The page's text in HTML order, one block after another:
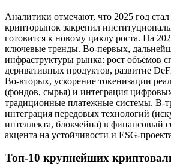
Аналитики отмечают, что 2025 год
крипторынок закрепил
готовится к новому циклу роста. На
ключевые тренды. Во-первых,
инфраструктуры рынка: рост объёмов
деривативных продуктов, развитие
Во-вторых, ускорение токенизации
(фондов, сырья) и интеграция
традиционные платежные системы. В-
интеграция передовых технологий
интеллекта, блокчейна) в финансовый
акцента на устойчивости и ESG-
Топ-10 крупнейших